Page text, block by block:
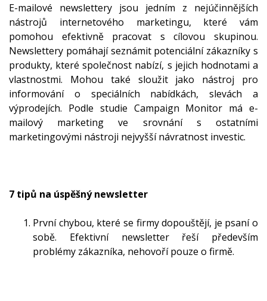
E-mailové newslettery jsou jedním z nejúčinnějších
nástrojů internetového marketingu, které vám
pomohou efektivně pracovat s cílovou skupinou.
Newslettery pomáhají seznámit potenciální zákazníky s
produkty, které společnost nabízí, s jejich hodnotami a
vlastnostmi. Mohou také sloužit jako nástroj pro
informování o speciálních nabídkách, slevách a
výprodejích. Podle studie Campaign Monitor má e-
mailový marketing ve srovnání s ostatními
marketingovými nástroji nejvyšší návratnost investic.
7 tipů na úspěšný newsletter
První chybou, které se firmy dopouštějí, je psaní o
sobě. Efektivní newsletter řeší především
problémy zákazníka, nehovoří pouze o firmě.